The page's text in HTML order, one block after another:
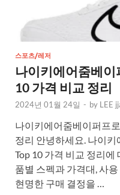
스포츠/레저
나이키에어줌베이
10 가격 비교 정리
2024년 01월 24일 - by LEE
나이키에어줌베이퍼프
정리 안녕하세요. 나이
Top 10 가격 비교 정리
품별 스펙과 가격대, 사
현명한 구매 결정을 …